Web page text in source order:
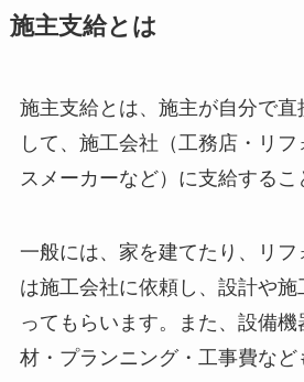
施主支給とは
施主支給とは、施主が自分で直
して、施工会社（工務店・リ
スメーカーなど）に支給するこ
一般には、家を建てたり、リフ
は施工会社に依頼し、設計や
ってもらいます。また、設備
材・プランニング・工事費など